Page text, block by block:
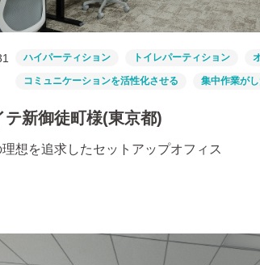
ハイパーティション トイレパーティション
コミュニケーションを活性化させる 集中作業が
テ新御徒町様(東京都)
想を追求したセットアップオフィス